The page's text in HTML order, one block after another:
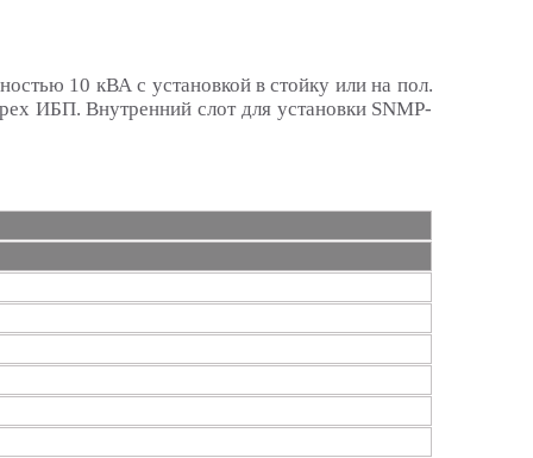
10 кВА с установкой в стойку или на пол.
ИБП. Внутренний слот для установки SNMP-